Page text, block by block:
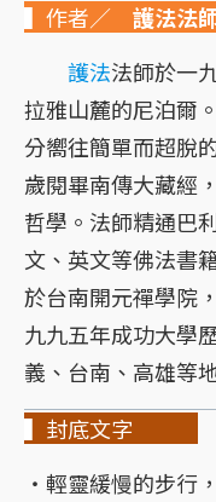
▍作者／ 護法
護法法師於一
拉雅山麓的尼泊爾
分嚮往簡單而超脫
歲閱畢南傳大藏經
哲學。法師精通巴
文、英文等佛法書
於台南開元禪學院
九九五年成功大學
義、台南、高雄等
▍封底文字
・輕靈緩慢的步行